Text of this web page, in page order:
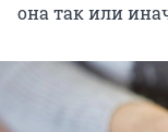
она так или